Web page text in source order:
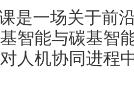
是一场关于前
智能与碳基智
人机协同进程